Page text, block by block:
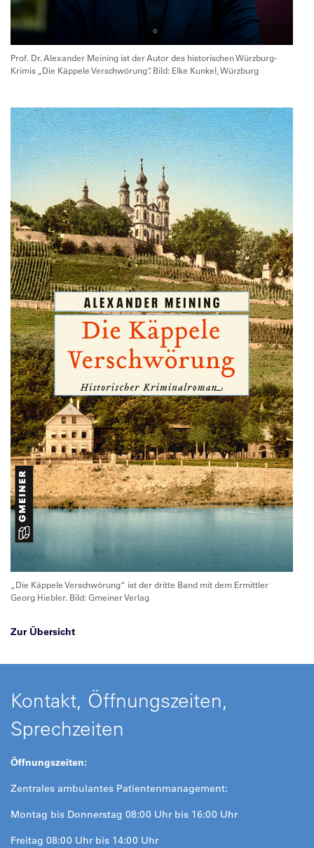
Prof. Dr. Alexander Meining ist der Autor des historischen Würzburg-
Krimis „Die Käppele Verschwörung“. Bild: Elke Kunkel, Würzburg
„Die Käppele Verschwörung“ ist der dritte Band mit dem Ermittler
Georg Hiebler. Bild: Gmeiner Verlag
Zur Übersicht
Kontakt, Öffnungszeiten,
Sprechzeiten
Öffnungszeiten:
Zentrales ambulantes Patientenmanagement:
Montag bis Donnerstag 08:00 Uhr bis 16:00 Uhr
Freitag 08:00 Uhr bis 14:00 Uhr